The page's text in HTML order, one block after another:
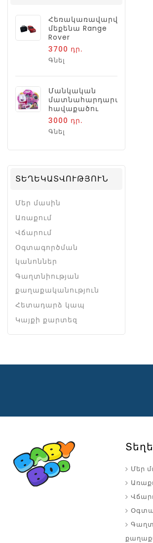
Հեռակառավարվող
մեքենա Range
Rover
3700 դր.
Գնել
Մանկական
մատնահարդարման
հավաքածու
3000 դր.
Գնել
ՏԵՂԵԿԱՏՎՈՒԹՅՈՒՆ
Մեր մասին
Առաքում
Վճարում
Օգտագործման
կանոններ
Գաղտնիության
քաղաքականություն
Հետադարձ կապ
Կայքի քարտեզ
Մեր